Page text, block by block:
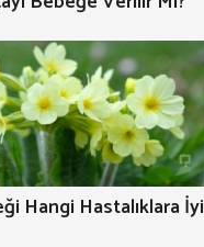
Hangi Hastalıklara İyi